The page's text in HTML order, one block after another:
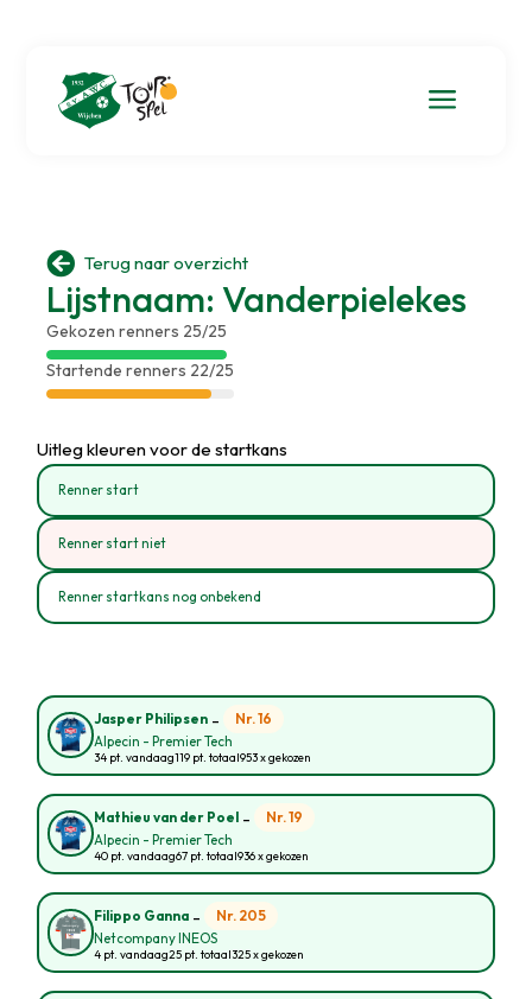
a
 Terug naar overzicht
Lijstnaam: Vanderpielekes
Gekozen renners 25/25
Startende renners 22/25
Uitleg kleuren voor de startkans
Renner start
Renner start niet
Renner startkans nog onbekend
Jasper Philipsen - Nr. 16
Alpecin - Premier Tech
34 pt. vandaag119 pt. totaal953 x gekozen
Mathieu van der Poel - Nr. 19
Alpecin - Premier Tech
40 pt. vandaag67 pt. totaal936 x gekozen
Filippo Ganna - Nr. 205
Netcompany INEOS
4 pt. vandaag25 pt. totaal325 x gekozen